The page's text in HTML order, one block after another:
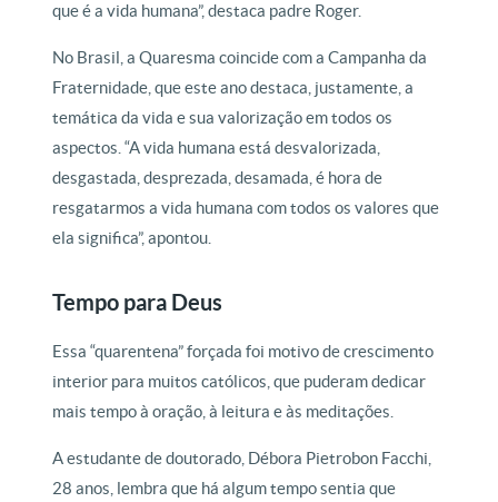
que é a vida humana”, destaca padre Roger.
No Brasil, a Quaresma coincide com a Campanha da
Fraternidade, que este ano destaca, justamente, a
temática da vida e sua valorização em todos os
aspectos. “A vida humana está desvalorizada,
desgastada, desprezada, desamada, é hora de
resgatarmos a vida humana com todos os valores que
ela significa”, apontou.
Tempo para Deus
Essa “quarentena” forçada foi motivo de crescimento
interior para muitos católicos, que puderam dedicar
mais tempo à oração, à leitura e às meditações.
A estudante de doutorado, Débora Pietrobon Facchi,
28 anos, lembra que há algum tempo sentia que